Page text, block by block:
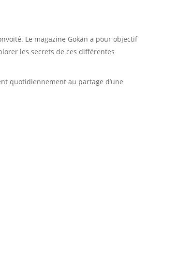
Le magazine Gokan a pour objectif
les secrets de ces différentes
quotidiennement au partage d’une